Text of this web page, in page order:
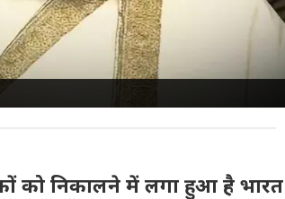
गांधी ने साधा प्रधानमंत्री पर
की ये बैठक गुरूवार को हो सकती है जिसमें
मोदी से पूछा है कि इस पूरे संकट पर वह
नहीं बोल सकते? या फिर उन्हें ये जानकारी
को निकालने में लगा हुआ है भारत